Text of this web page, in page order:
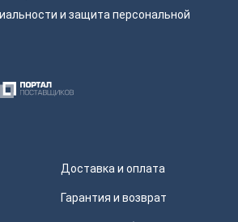
и защита персональной
Доставка и оплата
Гарантия и возврат